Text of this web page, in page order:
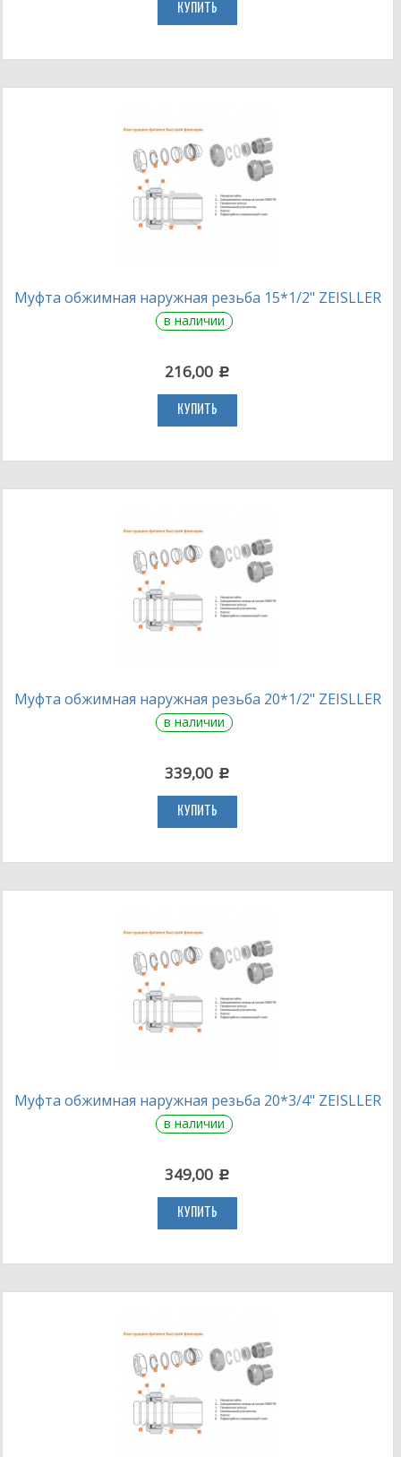
КУПИТЬ
Муфта обжимная наружная резьба 15*1/2" ZEISLLER
в наличии
216,00 c
КУПИТЬ
Муфта обжимная наружная резьба 20*1/2" ZEISLLER
в наличии
339,00 c
КУПИТЬ
Муфта обжимная наружная резьба 20*3/4" ZEISLLER
в наличии
349,00 c
КУПИТЬ